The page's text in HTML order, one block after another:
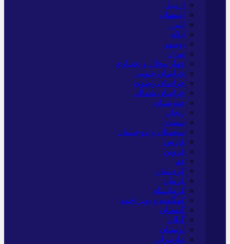
اردبیل
اصفهان
البرز
ایلام
بوشهر
تهران
چهار محال و بختیاری
خراسان جنوبی
خراسان رضوی
خراسان شمالی
خوزستان
زنجان
سمنان
سیستان و بلوچستان
فارس
قزوین
قم
کردستان
کرمان
کرمانشاه
کهگلویه و بویر احمد
گلستان
گیلان
لرستان
مازندران